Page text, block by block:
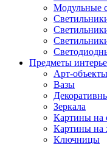
Модульные
Предметы
Арт-объекты
Вазы
Зеркала
Картины на
Картины на
Ключницы